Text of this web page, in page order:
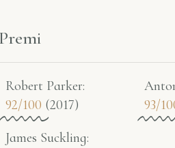
Premi
Robert Parker:
92/100 (2017)
James Suckling:
93/